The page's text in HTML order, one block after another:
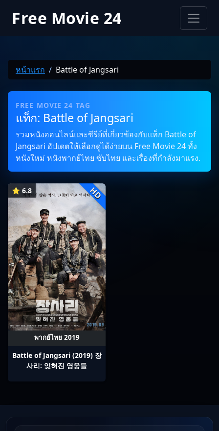
Free Movie 24
หน้าแรก Battle of Jangsari
FREE MOVIE 24 TAG
แท็ก: Battle of Jangsari
รวมหนังออนไลน์และซีรีย์ที่เกี่ยวข้องกับแท็ก Battle of
Jangsari อัปเดตให้เลือกดูได้ง่ายบน Free Movie 24 ทั้ง
หนังใหม่ หนังพากย์ไทย ซับไทย และเรื่องที่กำลังมาแรง.
⭐ 6.8 HD
พากย์ไทย 2019
Battle of Jangsari (2019) 장
사리: 잊혀진 영웅들